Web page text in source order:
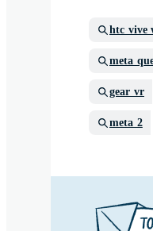
htc vive
meta
gear vr
meta 2